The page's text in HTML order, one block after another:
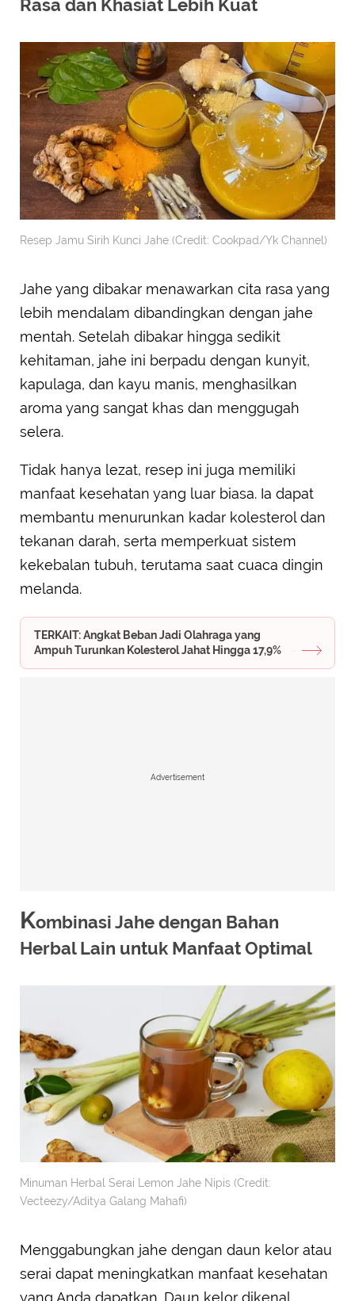
Rasa dan Khasiat Lebih Kuat
Resep Jamu Sirih Kunci Jahe (Credit: Cookpad/Yk Channel)
Jahe yang dibakar menawarkan cita rasa yang
lebih mendalam dibandingkan dengan jahe
mentah. Setelah dibakar hingga sedikit
kehitaman, jahe ini berpadu dengan kunyit,
kapulaga, dan kayu manis, menghasilkan
aroma yang sangat khas dan menggugah
selera.
Tidak hanya lezat, resep ini juga memiliki
manfaat kesehatan yang luar biasa. Ia dapat
membantu menurunkan kadar kolesterol dan
tekanan darah, serta memperkuat sistem
kekebalan tubuh, terutama saat cuaca dingin
melanda.
TERKAIT: Angkat Beban Jadi Olahraga yang
Ampuh Turunkan Kolesterol Jahat Hingga 17,9%
Advertisement
Kombinasi Jahe dengan Bahan
Herbal Lain untuk Manfaat Optimal
Minuman Herbal Serai Lemon Jahe Nipis (Credit:
Vecteezy/Aditya Galang Mahafi)
Menggabungkan jahe dengan daun kelor atau
serai dapat meningkatkan manfaat kesehatan
yang Anda dapatkan. Daun kelor dikenal